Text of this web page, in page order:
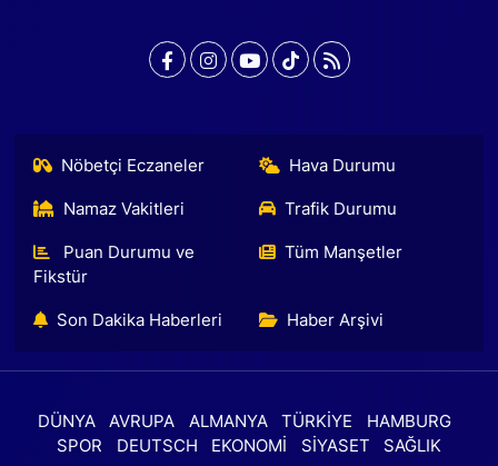
Nöbetçi Eczaneler Hava Durumu
Namaz Vakitleri Trafik Durumu
Puan Durumu ve
Fikstür
Tüm Manşetler
Son Dakika Haberleri Haber Arşivi
DÜNYA AVRUPA ALMANYA TÜRKİYE
HAMBURG
SPOR
DEUTSCH EKONOMİ SİYASET SAĞLIK